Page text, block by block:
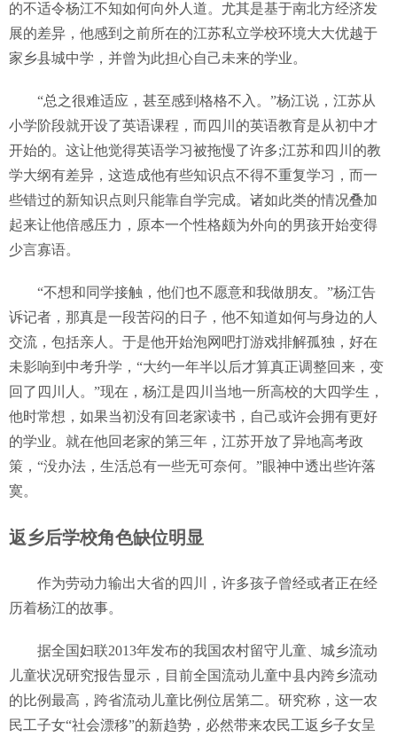
的不适令杨江不知如何向外人道。尤其是基于南北方经济发
展的差异，他感到之前所在的江苏私立学校环境大大优越于
家乡县城中学，并曾为此担心自己未来的学业。
“总之很难适应，甚至感到格格不入。”杨江说，江苏从
小学阶段就开设了英语课程，而四川的英语教育是从初中才
开始的。这让他觉得英语学习被拖慢了许多;江苏和四川的教
学大纲有差异，这造成他有些知识点不得不重复学习，而一
些错过的新知识点则只能靠自学完成。诸如此类的情况叠加
起来让他倍感压力，原本一个性格颇为外向的男孩开始变得
少言寡语。
“不想和同学接触，他们也不愿意和我做朋友。”杨江告
诉记者，那真是一段苦闷的日子，他不知道如何与身边的人
交流，包括亲人。于是他开始泡网吧打游戏排解孤独，好在
未影响到中考升学，“大约一年半以后才算真正调整回来，变
回了四川人。”现在，杨江是四川当地一所高校的大四学生，
他时常想，如果当初没有回老家读书，自己或许会拥有更好
的学业。就在他回老家的第三年，江苏开放了异地高考政
策，“没办法，生活总有一些无可奈何。”眼神中透出些许落
寞。
返乡后学校角色缺位明显
作为劳动力输出大省的四川，许多孩子曾经或者正在经
历着杨江的故事。
据全国妇联2013年发布的我国农村留守儿童、城乡流动
儿童状况研究报告显示，目前全国流动儿童中县内跨乡流动
的比例最高，跨省流动儿童比例位居第二。研究称，这一农
民工子女“社会漂移”的新趋势，必然带来农民工返乡子女呈